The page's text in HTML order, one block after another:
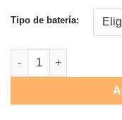
Tipo de batería:
Moto eléctrica 125e